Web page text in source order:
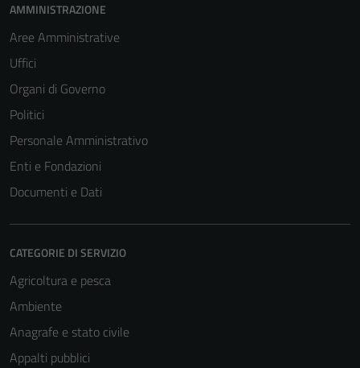
AMMINISTRAZIONE
Aree Amministrative
Uffici
Organi di Governo
Politici
Personale Amministrativo
Enti e Fondazioni
Documenti e Dati
CATEGORIE DI SERVIZIO
Agricoltura e pesca
Ambiente
Anagrafe e stato civile
Appalti pubblici